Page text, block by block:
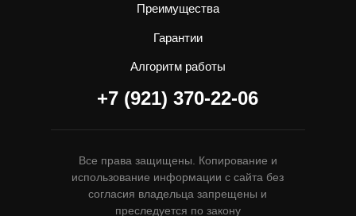
Все права защищены. Копирование и
использование информации с сайта без
согласия владельца запрещены и
преследуется по закону
Преимущества
Гарантии
+7 (921) 370-22-06
Алгоритм работы